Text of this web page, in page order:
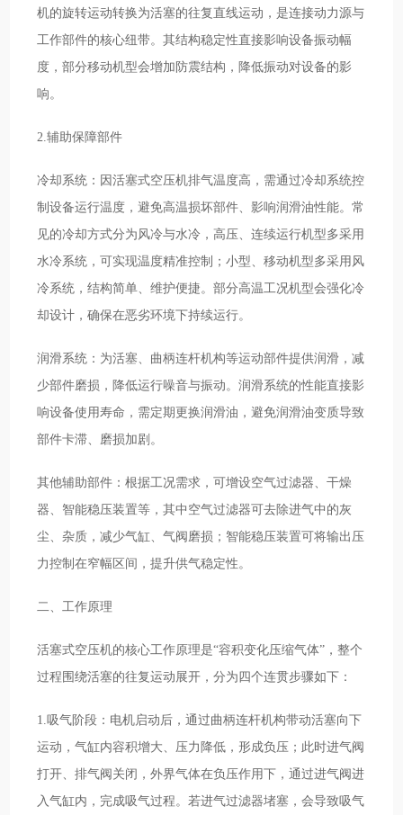
机的旋转运动转换为活塞的往复直线运动，是连接动力源与
工作部件的核心纽带。其结构稳定性直接影响设备振动幅
度，部分移动机型会增加防震结构，降低振动对设备的影
响。
2.辅助保障部件
冷却系统：因活塞式空压机排气温度高，需通过冷却系统控
制设备运行温度，避免高温损坏部件、影响润滑油性能。常
见的冷却方式分为风冷与水冷，高压、连续运行机型多采用
水冷系统，可实现温度精准控制；小型、移动机型多采用风
冷系统，结构简单、维护便捷。部分高温工况机型会强化冷
却设计，确保在恶劣环境下持续运行。
润滑系统：为活塞、曲柄连杆机构等运动部件提供润滑，减
少部件磨损，降低运行噪音与振动。润滑系统的性能直接影
响设备使用寿命，需定期更换润滑油，避免润滑油变质导致
部件卡滞、磨损加剧。
其他辅助部件：根据工况需求，可增设空气过滤器、干燥
器、智能稳压装置等，其中空气过滤器可去除进气中的灰
尘、杂质，减少气缸、气阀磨损；智能稳压装置可将输出压
力控制在窄幅区间，提升供气稳定性。
二、工作原理
活塞式空压机的核心工作原理是“容积变化压缩气体”，整个
过程围绕活塞的往复运动展开，分为四个连贯步骤如下：
1.吸气阶段：电机启动后，通过曲柄连杆机构带动活塞向下
运动，气缸内容积增大、压力降低，形成负压；此时进气阀
打开、排气阀关闭，外界气体在负压作用下，通过进气阀进
入气缸内，完成吸气过程。若进气过滤器堵塞，会导致吸气